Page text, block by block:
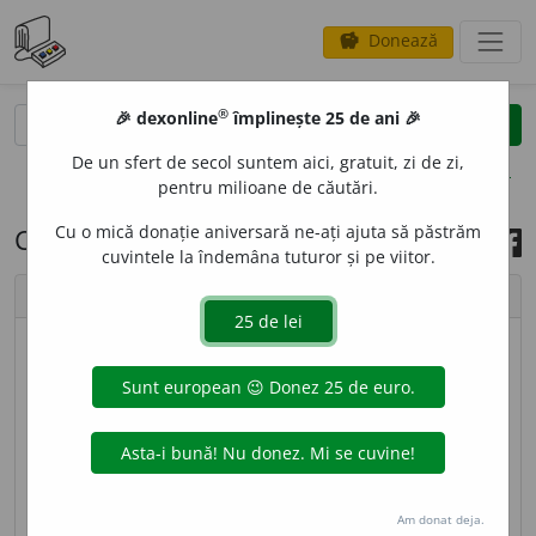
savings Donează
opțiuni
Cuvântul zilei, 29 iunie 2020
© imagineTiberiu
AUTOCEFALIE s. f.Conducere de sine stătătoare a
unei Biserici ortodoxe naționale. [Pr.:a-u-
🎉 dexonline® împlinește 25 de ani 🎉
De un sfert de secol suntem aici, gratuit, zi de zi,
pentru milioane de căutări.
Cu o mică donație aniversară ne-ați ajuta să păstrăm
cuvintele la îndemâna tuturor și pe viitor.
Am donat deja.